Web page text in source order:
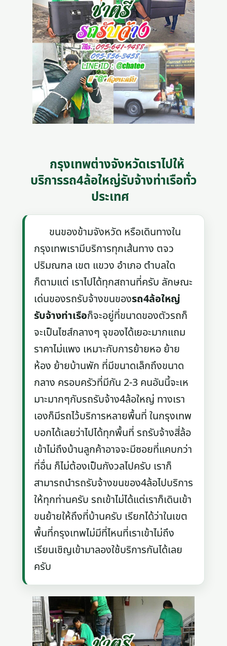
กรุงเทพต่างจังหวัดเราไปให้
บริการรถ4ล้อใหญ่รับจ้างท่าเรือทั่ว
ประเทศ
ขนของข้ามจังหวัด หรือเดินทางใน
กรุงเทพเรามีบริการทุกเส้นทาง ตจว
ปริมณฑล เขต แขวง อำเภอ ตำบลใด
ก็ตามแต่ เราไปได้ทุกสถานที่ครับ ลักษณะ
เด่นของรถรับจ้างขนของรถ4ล้อใหญ่
รับจ้างท่าเรือก็จะอยู่ที่ขนาดของตัวรถก็
จะเป็นไซส์กลางๆ จุของได้เยอะมากแถม
ราคาไม่แพง เหมาะกับการย้ายหอ ย้าย
ห้อง ย้ายบ้านพัก ที่มีขนาดเล็กถึงขนาด
กลาง ครอบครัวที่มีกัน 2-3 คนอันนี้จะเห
มาะมากๆกับรถรับจ้าง4ล้อใหญ่ ทางเรา
เองก็มีรถไว้บริการหลายพื้นที่ ในกรุงเทพ
บอกได้เลยว่าไปได้ทุกพื้นที่ รถรับจ้างสี่ล้อ
เข้าไม่ถึงบ้านลูกค้าอาจจะมีซอยที่แคบกว่า
ที่อื่น ก็ไม่ต้องเป็นกังวลไปครับ เราก็
สามารถนำรถรับจ้างขนของ4ล้อไปบริการ
ให้ทุกท่านครับ รถเข้าไม่ได้แต่เราก็เดินเข้า
ขนย้ายให้ถึงที่บ้านครับ เรียกได้ว่าในเขต
พื้นที่กรุงเทพไม่มีที่ไหนที่เราเข้าไม่ถึง
เรียนเชิญเข้ามาลองใช้บริการกันได้เลย
ครับ